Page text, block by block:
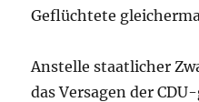
Geflüchtete
Anstelle staatlicher
das Versagen der